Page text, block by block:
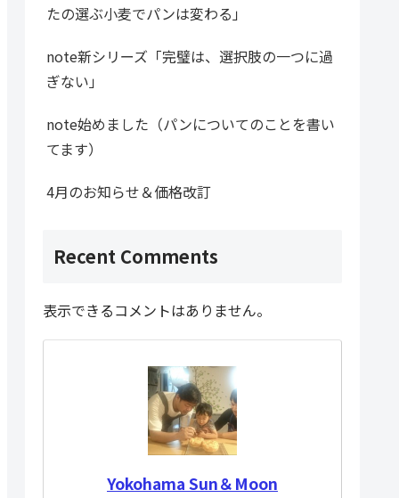
たの選ぶ小麦でパンは変わる」
note新シリーズ「完璧は、選択肢の一つに過
ぎない」
note始めました（パンについてのことを書い
てます）
4月のお知らせ＆価格改訂
Recent Comments
表示できるコメントはありません。
Yokohama Sun＆Moon